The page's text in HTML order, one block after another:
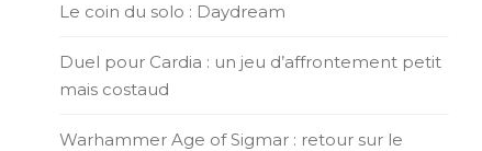
Le coin du solo : Daydream
Duel pour Cardia : un jeu d’affrontement petit
mais costaud
Warhammer Age of Sigmar : retour sur le